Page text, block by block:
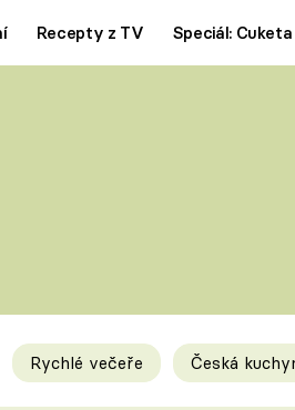
Recepty z TV Speciál: Cuketa
Rychlé večeře Česká